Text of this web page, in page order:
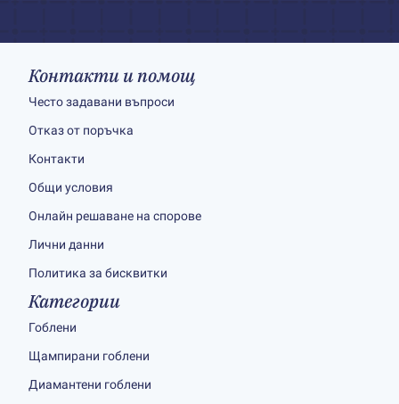
Контакти и помощ
Често задавани въпроси
Отказ от поръчка
Контакти
Общи условия
Онлайн решаване на спорове
Лични данни
Политика за бисквитки
Категории
Гоблени
Щампирани гоблени
Диамантени гоблени